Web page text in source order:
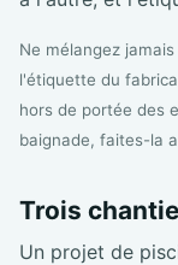
Ne mélangez
l'étiquette du
hors de portée des
baignade, faites-la
Trois
Un projet de